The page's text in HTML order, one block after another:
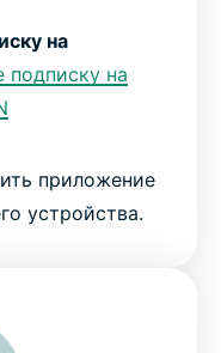
на
на
приложение
устройства.